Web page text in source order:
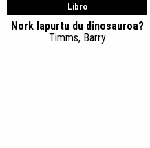
Libro
Nork lapurtu du dinosauroa?
Timms, Barry